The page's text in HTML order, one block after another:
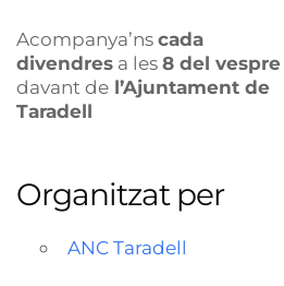
Acompanya’nscada
divendres a les8 del vespre
davant de l’Ajuntament de
Taradell
Organitzat per
ANC Taradell